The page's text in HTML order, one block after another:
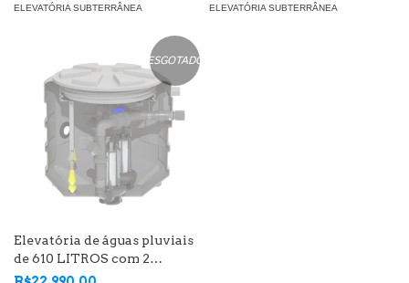
ELEVATÓRIA SUBTERRÂNEA ELEVATÓRIA SUBTERRÂNEA
ESGOTADO
Elevatória de águas pluviais
de 610 LITROS com 2
bombas - 220V, vazão até 38